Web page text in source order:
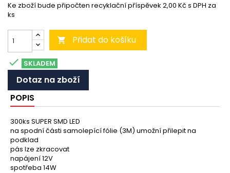
Ke zboží bude připočten recyklační příspěvek 2,00 Kč s DPH za
ks
 Přidat do košíku
 SKLADEM
Dotaz na zboží
POPIS
300ks SUPER SMD LED
na spodní části samolepící fólie (3M) umožní přilepit na
podklad
pás lze zkracovat
napájení 12V
spotřeba 14W